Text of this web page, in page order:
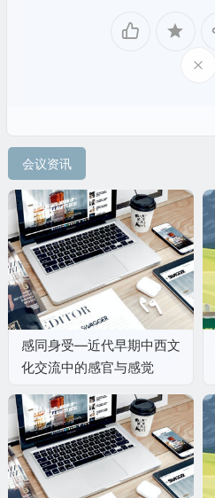
会议资讯
感同身受—近代早期中西文
化交流中的感官与感觉